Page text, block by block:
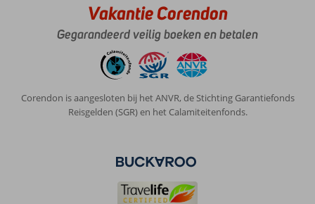
Vakantie Corendon
Gegarandeerd veilig boeken en betalen
Corendon is aangesloten bij het ANVR, de Stichting Garantiefonds
Reisgelden (SGR) en het Calamiteitenfonds.